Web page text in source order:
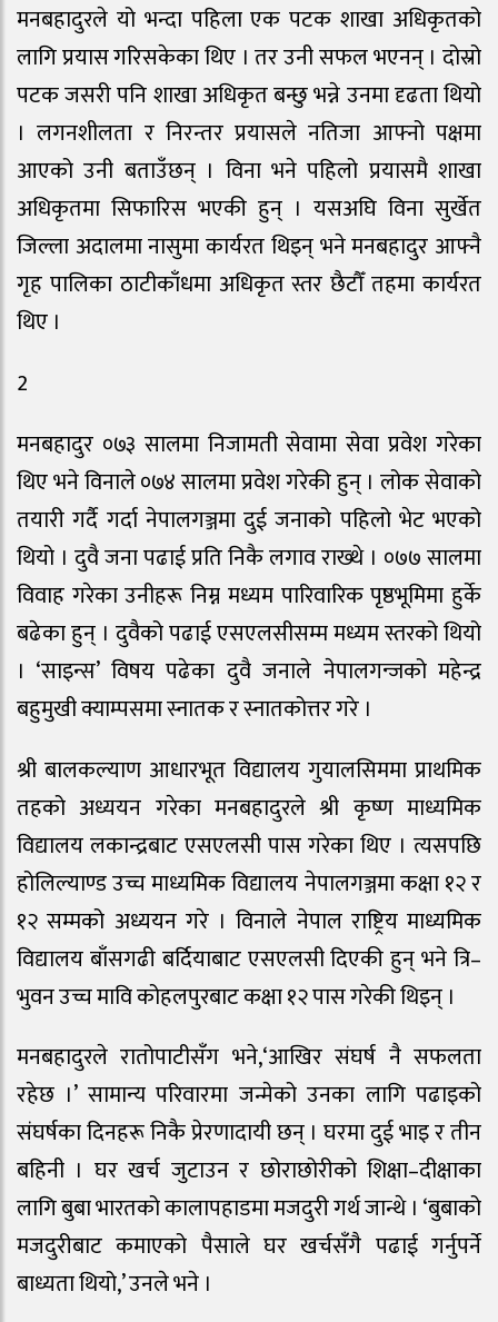
मनबहादुरले यो भन्दा पहिला एक पटक शाखा अधिकृतको
लागि प्रयास गरिसकेका थिए । तर उनी सफल भएनन् । दोस्रो
पटक जसरी पनि शाखा अधिकृत बन्छु भन्ने उनमा दृढता थियो
। लगनशीलता र निरन्तर प्रयासले नतिजा आफ्नो पक्षमा
आएको उनी बताउँछन् । विना भने पहिलो प्रयासमै शाखा
अधिकृतमा सिफारिस भएकी हुन् । यसअघि विना सुर्खेत
जिल्ला अदालमा नासुमा कार्यरत थिइन् भने मनबहादुर आफ्नै
गृह पालिका ठाटीकाँधमा अधिकृत स्तर छैटौँ तहमा कार्यरत
थिए ।
2
मनबहादुर ०७३ सालमा निजामती सेवामा सेवा प्रवेश गरेका
थिए भने विनाले ०७४ सालमा प्रवेश गरेकी हुन् । लोक सेवाको
तयारी गर्दै गर्दा नेपालगञ्जमा दुई जनाको पहिलो भेट भएको
थियो । दुवै जना पढाई प्रति निकै लगाव राख्थे । ०७७ सालमा
विवाह गरेका उनीहरू निम्न मध्यम पारिवारिक पृष्ठभूमिमा हुर्के
बढेका हुन् । दुवैको पढाई एसएलसीसम्म मध्यम स्तरको थियो
। ‘साइन्स’ विषय पढेका दुवै जनाले नेपालगन्जको महेन्द्र
बहुमुखी क्याम्पसमा स्नातक र स्नातकोत्तर गरे ।
श्री बालकल्याण आधारभूत विद्यालय गुयालसिममा प्राथमिक
तहको अध्ययन गरेका मनबहादुरले श्री कृष्ण माध्यमिक
विद्यालय लकान्द्रबाट एसएलसी पास गरेका थिए । त्यसपछि
होलिल्याण्ड उच्च माध्यमिक विद्यालय नेपालगञ्जमा कक्षा १२ र
१२ सम्मको अध्ययन गरे । विनाले नेपाल राष्ट्रिय माध्यमिक
विद्यालय बाँसगढी बर्दियाबाट एसएलसी दिएकी हुन् भने त्रि–
भुवन उच्च मावि कोहलपुरबाट कक्षा १२ पास गरेकी थिइन् ।
मनबहादुरले रातोपाटीसँग भने,‘आखिर संघर्ष नै सफलता
रहेछ ।’ सामान्य परिवारमा जन्मेको उनका लागि पढाइको
संघर्षका दिनहरू निकै प्रेरणादायी छन् । घरमा दुई भाइ र तीन
बहिनी । घर खर्च जुटाउन र छोराछोरीको शिक्षा–दीक्षाका
लागि बुबा भारतको कालापहाडमा मजदुरी गर्थ जान्थे । ‘बुबाको
मजदुरीबाट कमाएको पैसाले घर खर्चसँगै पढाई गर्नुपर्ने
बाध्यता थियो,’ उनले भने ।